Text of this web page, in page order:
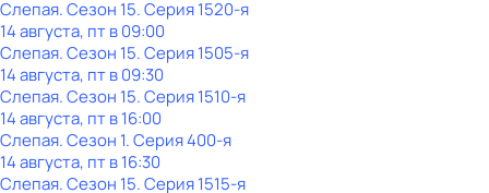
Слепая. Сезон 15. Серия 1520-я
14 августа, пт в 09:00
Слепая. Сезон 15. Серия 1505-я
14 августа, пт в 09:30
Слепая. Сезон 15. Серия 1510-я
14 августа, пт в 16:00
Слепая. Сезон 1. Серия 400-я
14 августа, пт в 16:30
Слепая. Сезон 15. Серия 1515-я